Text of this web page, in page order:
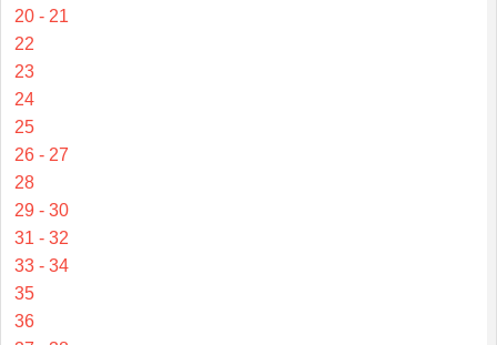
20 - 21
22
23
24
25
26 - 27
28
29 - 30
31 - 32
33 - 34
35
36